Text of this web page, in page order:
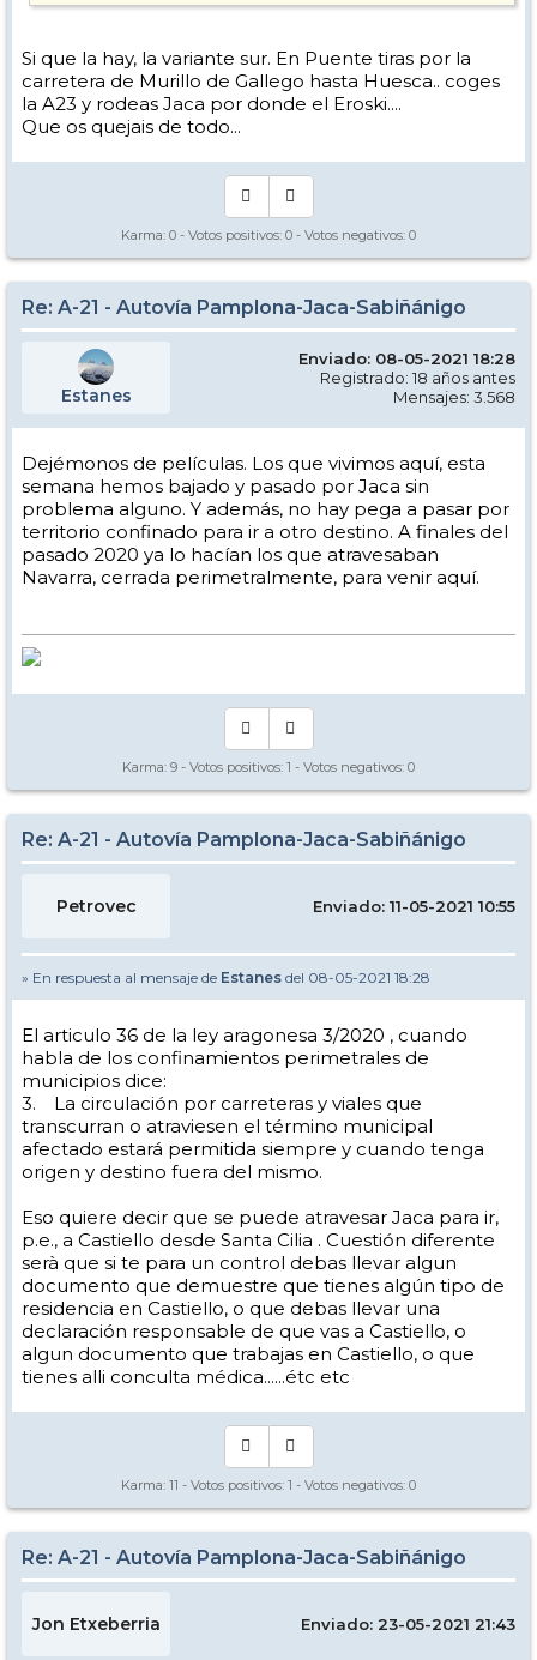
Si que la hay, la variante sur. En Puente tiras por la
carretera de Murillo de Gallego hasta Huesca.. coges
la A23 y rodeas Jaca por donde el Eroski....
Que os quejais de todo...
Karma: 0 - Votos positivos: 0 - Votos negativos: 0
Re: A-21 - Autovía Pamplona-Jaca-Sabiñánigo
Estanes
Enviado: 08-05-2021 18:28
Registrado: 18 años antes
Mensajes: 3.568
Dejémonos de películas. Los que vivimos aquí, esta
semana hemos bajado y pasado por Jaca sin
problema alguno. Y además, no hay pega a pasar por
territorio confinado para ir a otro destino. A finales del
pasado 2020 ya lo hacían los que atravesaban
Navarra, cerrada perimetralmente, para venir aquí.
Karma: 9 - Votos positivos: 1 - Votos negativos: 0
Re: A-21 - Autovía Pamplona-Jaca-Sabiñánigo
Petrovec Enviado: 11-05-2021 10:55
» En respuesta al mensaje de Estanes del 08-05-2021 18:28
El articulo 36 de la ley aragonesa 3/2020 , cuando
habla de los confinamientos perimetrales de
municipios dice:
3. La circulación por carreteras y viales que
transcurran o atraviesen el término municipal
afectado estará permitida siempre y cuando tenga
origen y destino fuera del mismo.
Eso quiere decir que se puede atravesar Jaca para ir,
p.e., a Castiello desde Santa Cilia . Cuestión diferente
serà que si te para un control debas llevar algun
documento que demuestre que tienes algún tipo de
residencia en Castiello, o que debas llevar una
declaración responsable de que vas a Castiello, o
algun documento que trabajas en Castiello, o que
tienes alli conculta médica......étc etc
Karma: 11 - Votos positivos: 1 - Votos negativos: 0
Re: A-21 - Autovía Pamplona-Jaca-Sabiñánigo
Jon Etxeberria Enviado: 23-05-2021 21:43